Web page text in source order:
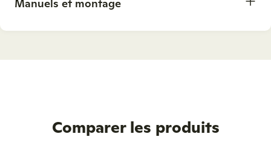
Manuels et montage
Comparer les produits